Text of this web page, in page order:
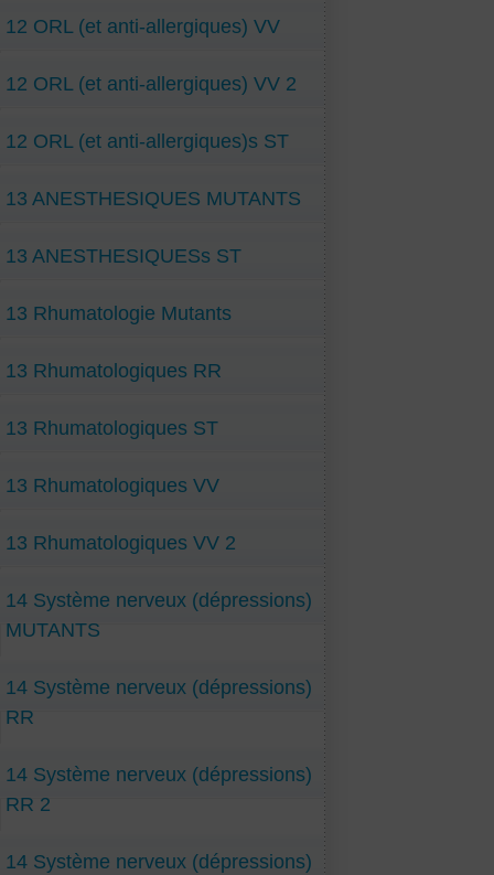
12 ORL (et anti-allergiques) VV
12 ORL (et anti-allergiques) VV 2
12 ORL (et anti-allergiques)s ST
13 ANESTHESIQUES MUTANTS
13 ANESTHESIQUESs ST
13 Rhumatologie Mutants
13 Rhumatologiques RR
13 Rhumatologiques ST
13 Rhumatologiques VV
13 Rhumatologiques VV 2
14 Système nerveux (dépressions)
MUTANTS
14 Système nerveux (dépressions)
RR
14 Système nerveux (dépressions)
RR 2
14 Système nerveux (dépressions)